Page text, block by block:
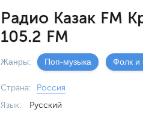
Радио Казак FM
105.2 FM
Жанры: Поп-музыка Фолк и
Страна:
Россия
Язык:
Русский